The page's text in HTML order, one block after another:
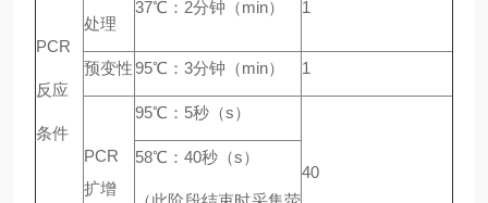
PCR
反应
条件
处理
37℃：2分钟（min） 1
预变性95℃：3分钟（min） 1
PCR
扩增
95℃：5秒（s）
40
58℃：40秒（s）